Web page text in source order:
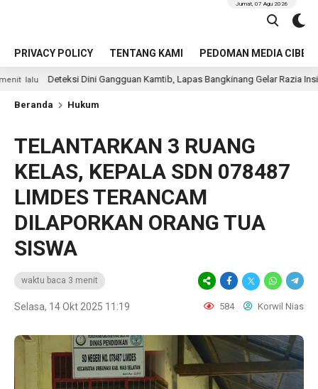
PRIVACY POLICY TENTANG KAMI PEDOMAN MEDIA CIBER
Jumat, 07 Agu 2026
Dini Gangguan Kamtib, Lapas Bangkinang Gelar Razia Insidentil Menuju
Beranda Hukum
TELANTARKAN 3 RUANG
KELAS, KEPALA SDN 078487
LIMDES TERANCAM
DILAPORKAN ORANG TUA
SISWA
waktu baca 3 menit
Selasa, 14 Okt 2025 11:19 584 Korwil Nias